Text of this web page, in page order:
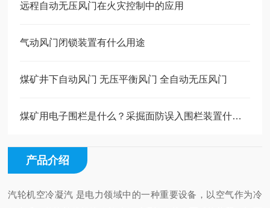
远程自动无压风门在火灾控制中的应用
气动风门闭锁装置有什么用途
煤矿井下自动风门 无压平衡风门 全自动无压风门
煤矿用电子围栏是什么？采掘面防误入围栏装置什么结构组成
产品介绍
汽轮机空冷凝汽 是电力领域中的一种重要设备，以空气作为冷